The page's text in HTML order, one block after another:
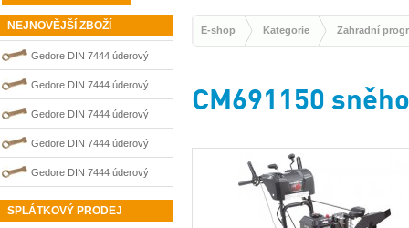
NEJNOVĚJŠÍ ZBOŽÍ
Gedore DIN 7444 úderový
nejiskřivý plochý (palcový) klíč
0100218S
Gedore DIN 7444 úderový
nejiskřivý plochý (palcový) klíč
0100222S
Gedore DIN 7444 úderový
nejiskřivý plochý (palcový) klíč
0100219S
Gedore DIN 7444 úderový
nejiskřivý plochý (palcový) klíč
0100220S
Gedore DIN 7444 úderový
nejiskřivý plochý (palcový) klíč
SPLÁTKOVÝ PRODEJ
E-shop Kategorie Zahradní
CM691150